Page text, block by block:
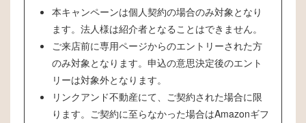
本キャンペーンは個人契約の場合のみ対象となり
ます。法人様は紹介者となることはできません。
ご来店前に専用ページからのエントリーされた方
のみ対象となります。申込の意思決定後のエント
リーは対象外となります。
リンクアンド不動産にて、ご契約された場合に限
ります。ご契約に至らなかった場合はAmazonギフ